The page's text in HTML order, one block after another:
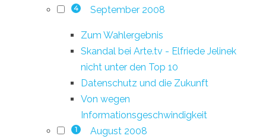
4 September 2008
Zum Wahlergebnis
Skandal bei Arte.tv - Elfriede Jelinek
nicht unter den Top 10
Datenschutz und die Zukunft
Von wegen
Informationsgeschwindigkeit
1 August 2008